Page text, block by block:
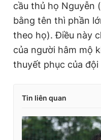
m
n
cầu thủ họ Nguyễn
bằng tên thì phần
theo họ). Điều này
của người hâm mộ
thuyết phục của đội
Tin liên quan